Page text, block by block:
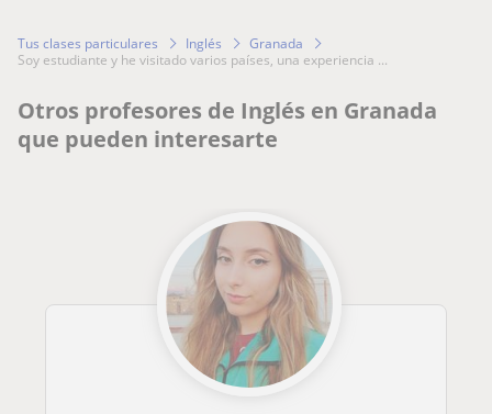
Tus clases particulares Inglés
Granada
soy estudiante y he visitado varios países, una experiencia ...
Otros profesores de Inglés en Granada
que pueden interesarte